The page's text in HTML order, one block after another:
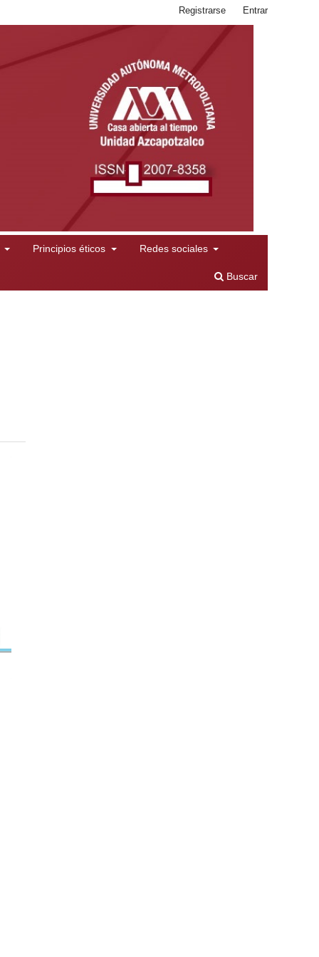
Principios éticos Redes sociales
Buscar
Registrarse Entrar